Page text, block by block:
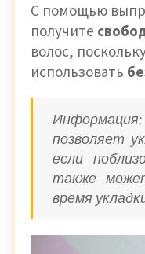
С помощью
получите
волос,
использовать
позволяет
если
также
время